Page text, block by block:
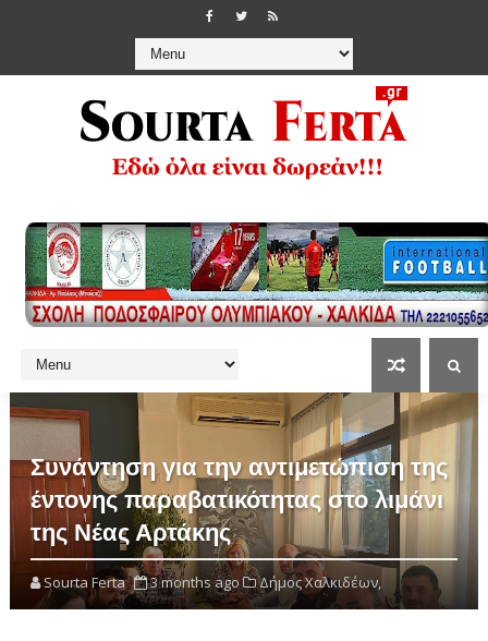
Συνάντηση για την αντιμετώπιση της
έντονης παραβατικότητας στο λιμάνι
της Νέας Αρτάκης
Sourta Ferta 3 months ago Δήμος Χαλκιδέων,